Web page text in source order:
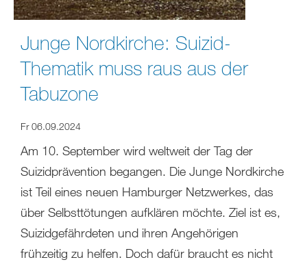
Junge Nordkirche: Suizid-
Thematik muss raus aus der
Tabuzone
Fr 06.09.2024
Am 10. September wird weltweit der Tag der
Suizidprävention begangen. Die Junge Nordkirche
ist Teil eines neuen Hamburger Netzwerkes, das
über Selbsttötungen aufklären möchte. Ziel ist es,
Suizidgefährdeten und ihren Angehörigen
frühzeitig zu helfen. Doch dafür braucht es nicht